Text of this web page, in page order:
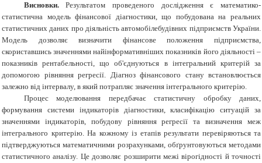
Висновки.Результатом проведеного дослідження є математико-
статистична модель фінансової діагностики, що побудована на реальних
статистичних даних про діяльність автомобілебудівних підприємств України.
Модель дозволяє визначити фінансове положення підприємства,
скориставшись значеннями найінформативніших показників його діяльності –
показників рентабельності, що об'єднуються в інтегральний критерій за
допомогою рівняння регресії. Діагноз фінансового стану встановлюється
залежно від інтервалу, в який потрапляє значення інтегрального критерію.
Процес моделювання передбачає статистичну обробку даних,
формування системи індикаторів діагностики, класифікацію ситуацій за
значеннями індикаторів, побудову рівняння регресії та визначення меж
інтегрального критерію. На кожному із етапів результати перевіряються та
підтверджуються математичними розрахунками, обґрунтовуються методами
статистичного аналізу. Це дозволяє розширити межі вірогідності й точності